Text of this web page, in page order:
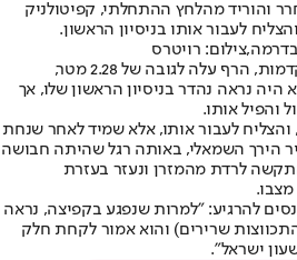
והוריד מהלחץ ההתחלתי, קפיטולניק
רויטרס
כש-11 קופצים כבר מחוץ למוקדמות, הרף עלה לגובה של 2.28 מטר,
היה נראה נהדר בניסיון הראשון שלו, אך
והפיל אותו.
לעבור אותו, אלא שמיד לאחר שנחת
הירך השמאלי, באותה רגל שהיתה חבושה
לרדת מהמזרן ונעזר בעזרת
להרגיע: "למרות שנפגע בקפיצה, נראה
שרירים) והוא אמור לקחת חלק